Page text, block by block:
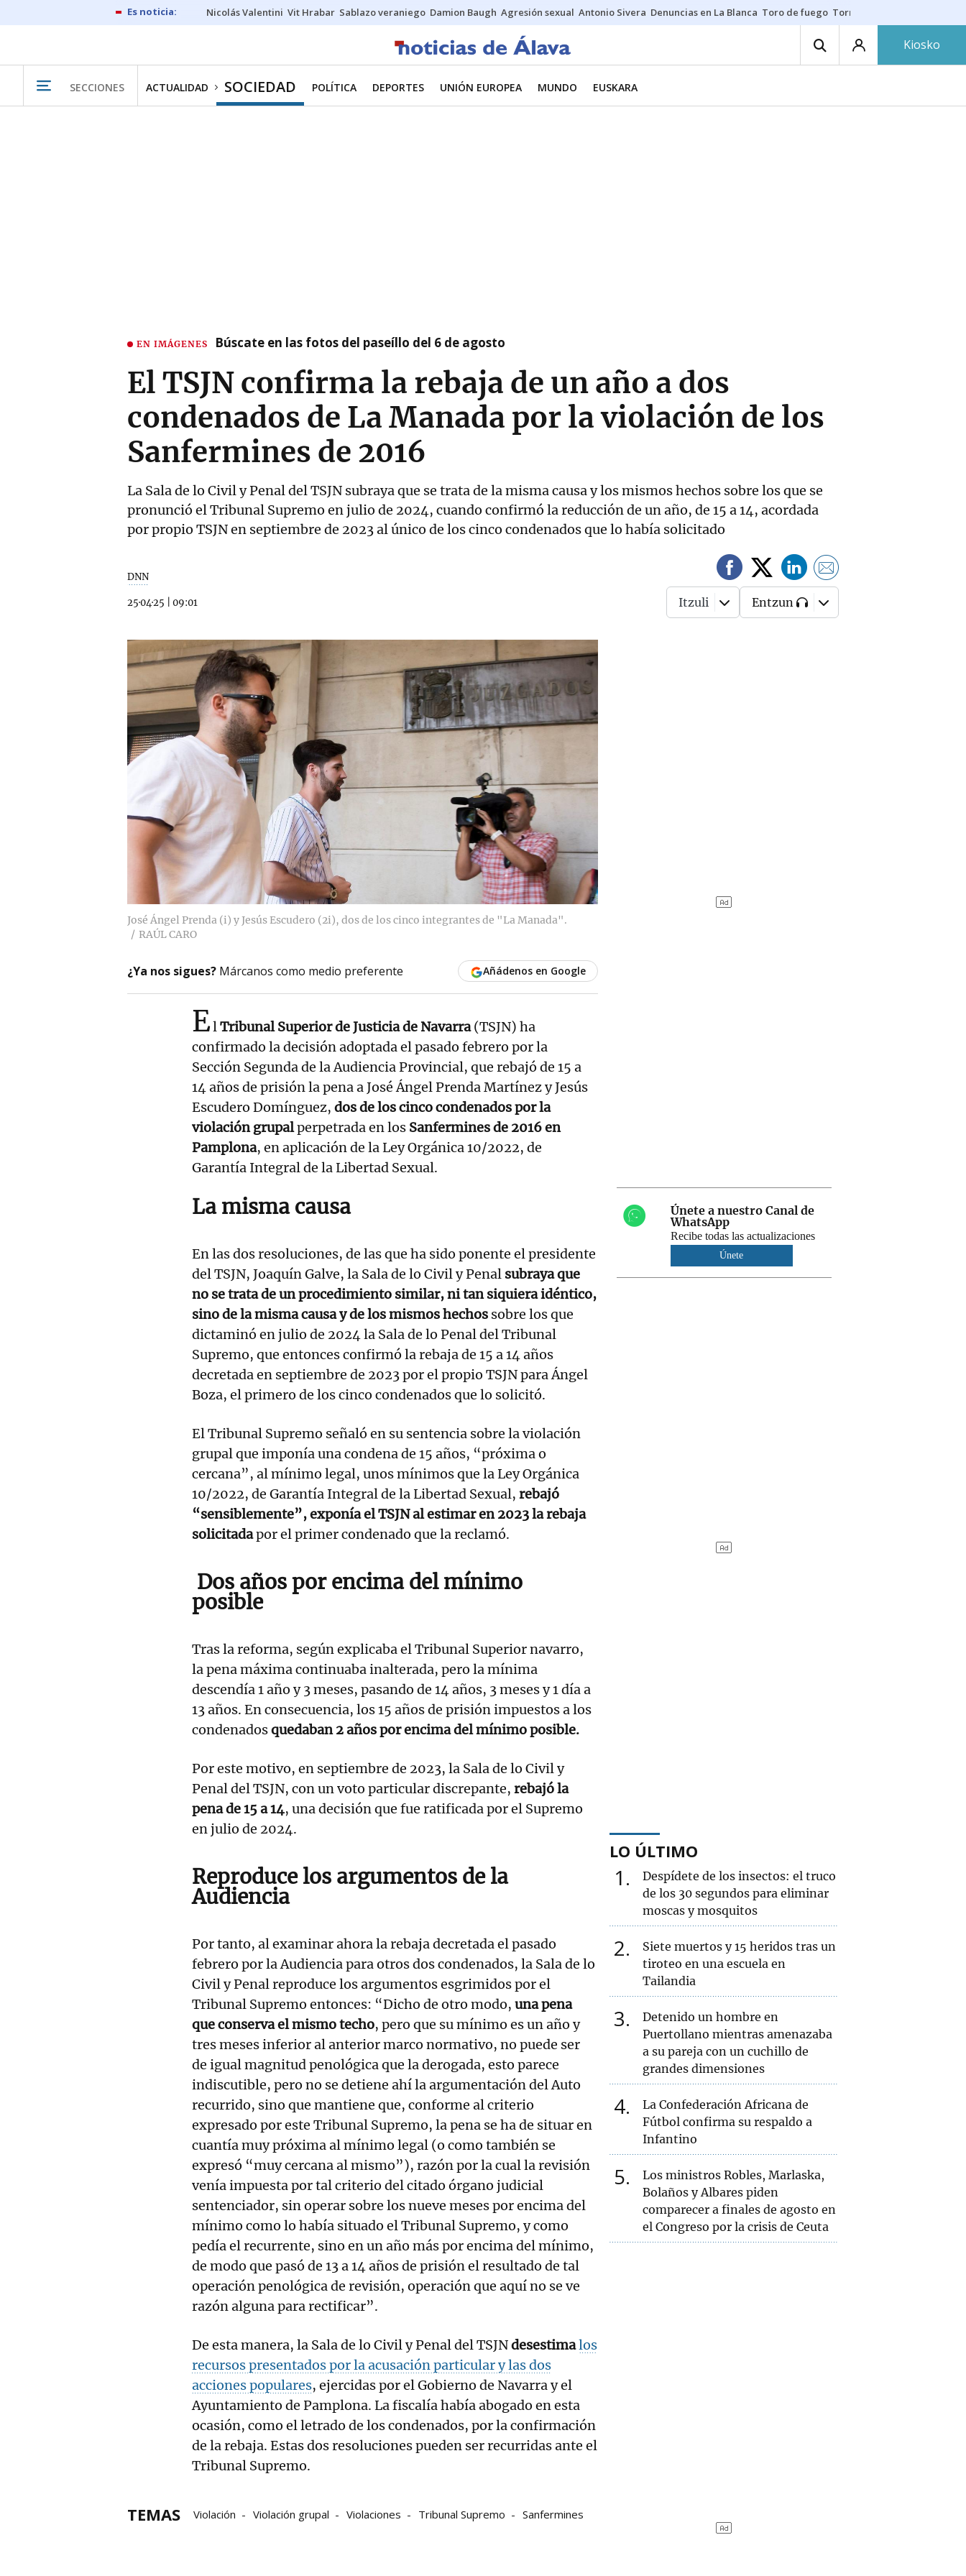
Nicolás Valentini Vit Hrabar Sablazo veraniego Damion Baugh Agresión sexual Antonio Sivera Denuncias en La Blanca Toro de fuego Tornike Shengelia
Kiosko
SECCIONES ACTUALIDAD SOCIEDAD POLÍTICA DEPORTES UNIÓN EUROPEA MUNDO EUSKARA
EN IMÁGENES Búscate en las fotos del paseíllo del 6 de agosto
El TSJN confirma la rebaja de un año a dos
condenados de La Manada por la violación de los
Sanfermines de 2016
La Sala de lo Civil y Penal del TSJN subraya que se trata de la misma causa y los mismos hechos sobre los que se
pronunció el Tribunal Supremo en julio de 2024, cuando confirmó la reducción de un año, de 15 a 14, acordada
por propio TSJN en septiembre de 2023 al único de los cinco condenados que lo había solicitado
DNN
25·04·25 09:01 Itzuli Entzun
José Ángel Prenda (i) y Jesús Escudero (2i), dos de los cinco integrantes de "La Manada".
RAÚL CARO
¿Ya nos sigues? Márcanos como medio preferente Añádenos en Google
ElTribunal Superior de Justicia de Navarra(TSJN) ha
confirmado la decisión adoptada el pasado febrero por la
Sección Segunda de la Audiencia Provincial, que rebajó de 15 a
14 años de prisión la pena a José Ángel Prenda Martínez y Jesús
Escudero Domínguez, dos de los cinco condenados por la
violación grupalperpetrada en los Sanfermines de 2016 en
Pamplona, en aplicación de la Ley Orgánica 10/2022, de
Garantía Integral de la Libertad Sexual.
La misma causa
En las dos resoluciones, de las que ha sido ponente el presidente
del TSJN, Joaquín Galve, la Sala de lo Civil y Penal subraya que
no se trata de un procedimiento similar, ni tan siquiera idéntico,
sino de la misma causa y de los mismos hechos sobre los que
dictaminó en julio de 2024 la Sala de lo Penal del Tribunal
Supremo, que entonces confirmó la rebaja de 15 a 14 años
decretada en septiembre de 2023 por el propio TSJN para Ángel
Boza, el primero de los cinco condenados que lo solicitó.
El Tribunal Supremo señaló en su sentencia sobre la violación
grupal que imponía una condena de 15 años, “próxima o
cercana”, al mínimo legal, unos mínimos que la Ley Orgánica
10/2022, de Garantía Integral de la Libertad Sexual, rebajó
“sensiblemente”, exponía el TSJN al estimar en 2023 la rebaja
solicitadapor el primer condenado que la reclamó.
Dos años por encima del mínimo
posible
Tras la reforma, según explicaba el Tribunal Superior navarro,
la pena máxima continuaba inalterada, pero la mínima
descendía 1 año y 3 meses, pasando de 14 años, 3 meses y 1 día a
13 años. En consecuencia, los 15 años de prisión impuestos a los
condenadosquedaban 2 años por encima del mínimo posible.
Por este motivo, en septiembre de 2023, la Sala de lo Civil y
Penal del TSJN, con un voto particular discrepante, rebajó la
pena de 15 a 14, una decisión que fue ratificada por el Supremo
en julio de 2024.
Reproduce los argumentos de la
Audiencia
Por tanto, al examinar ahora la rebaja decretada el pasado
febrero por la Audiencia para otros dos condenados, la Sala de lo
Civil y Penal reproduce los argumentos esgrimidos por el
Tribunal Supremo entonces: “Dicho de otro modo, una pena
que conserva el mismo techo, pero que su mínimo es un año y
tres meses inferior al anterior marco normativo, no puede ser
de igual magnitud penológica que la derogada, esto parece
indiscutible, pero no se detiene ahí la argumentación del Auto
recurrido, sino que mantiene que, conforme al criterio
expresado por este Tribunal Supremo, la pena se ha de situar en
cuantía muy próxima al mínimo legal (o como también se
expresó “muy cercana al mismo”), razón por la cual la revisión
venía impuesta por tal criterio del citado órgano judicial
sentenciador, sin operar sobre los nueve meses por encima del
mínimo como lo había situado el Tribunal Supremo, y como
pedía el recurrente, sino en un año más por encima del mínimo,
de modo que pasó de 13 a 14 años de prisión el resultado de tal
operación penológica de revisión, operación que aquí no se ve
razón alguna para rectificar”.
De esta manera, la Sala de lo Civil y Penal del TSJNdesestimalos
recursos presentados por la acusación particular y las dos
acciones populares, ejercidas por el Gobierno de Navarra y el
Ayuntamiento de Pamplona. La fiscalía había abogado en esta
ocasión, como el letrado de los condenados, por la confirmación
de la rebaja. Estas dos resoluciones pueden ser recurridas ante el
Tribunal Supremo.
TEMAS Violación Violación grupal Violaciones Tribunal Supremo Sanfermines
Únete a nuestro Canal de
WhatsApp
Recibe todas las actualizaciones
Únete
LO ÚLTIMO
1
Despídete de los insectos: el truco
de los 30 segundos para eliminar
moscas y mosquitos
2
Siete muertos y 15 heridos tras un
tiroteo en una escuela en
Tailandia
3
Detenido un hombre en
Puertollano mientras amenazaba
a su pareja con un cuchillo de
grandes dimensiones
4
La Confederación Africana de
Fútbol confirma su respaldo a
Infantino
5
Los ministros Robles, Marlaska,
Bolaños y Albares piden
comparecer a finales de agosto en
el Congreso por la crisis de Ceuta